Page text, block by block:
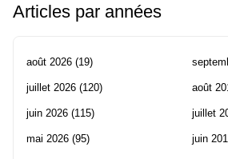
Articles par années
août 2026 (19)
juillet 2026 (120)
juin 2026 (115)
mai 2026 (95)
août
juillet
juin